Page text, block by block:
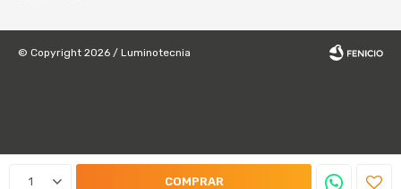
1 COMPRAR
© Copyright 2026 / Luminotecnia
Fenicio